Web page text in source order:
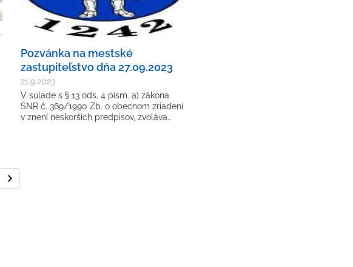
Pozvánka na mestské
zastupiteľstvo dňa 27.09.2023
21.9.2023
V súlade s § 13 ods. 4 písm. a) zákona
SNR č. 369/1990 Zb. o obecnom zriadení
v znení neskorších predpisov, zvoláva…